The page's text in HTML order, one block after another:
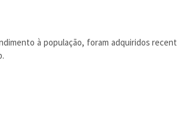
à população, foram adquiridos